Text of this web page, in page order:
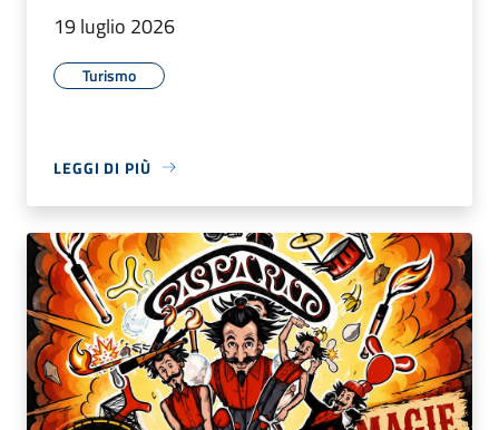
19 luglio 2026
Turismo
LEGGI DI PIÙ